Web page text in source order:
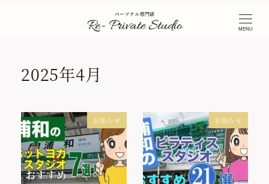
MENU
NEWS ＆ BLOG 2025年 2025年4月
2025年4月
お知らせ お知らせ